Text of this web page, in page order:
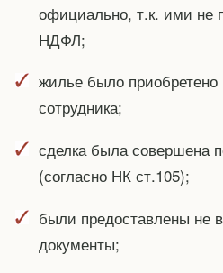
официально, т.к. ими не
НДФЛ;
жилье было
сотрудника;
сделка была совершена
(согласно НК ст.105);
были предоставлены не
документы;